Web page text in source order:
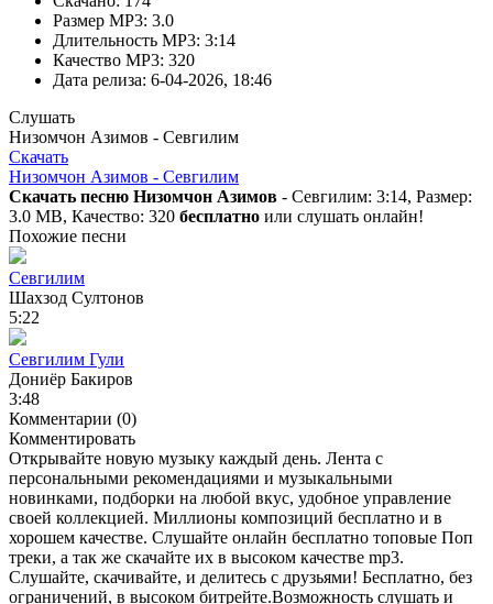
Размер MP3: 3.0
Длительность MP3: 3:14
Качество MP3: 320
Дата релиза: 6-04-2026, 18:46
Слушать
Низомчон Азимов - Севгилим
Скачать
Низомчон Азимов - Севгилим
Скачать песню Низомчон Азимов - Севгилим: 3:14, Размер:
3.0 MB, Качество: 320 бесплатно или слушать онлайн!
Похожие песни
Севгилим
Шахзод Султонов
5:22
Севгилим Гули
Дониёр Бакиров
3:48
Комментарии (0)
Комментировать
Открывайте новую музыку каждый день. Лента с
персональными рекомендациями и музыкальными
новинками, подборки на любой вкус, удобное управление
своей коллекцией. Миллионы композиций бесплатно и в
хорошем качестве. Слушайте онлайн бесплатно топовые Поп
треки, а так же скачайте их в высоком качестве mp3.
Слушайте, скачивайте, и делитесь с друзьями! Бесплатно, без
ограничений, в высоком битрейте.Возможность слушать и